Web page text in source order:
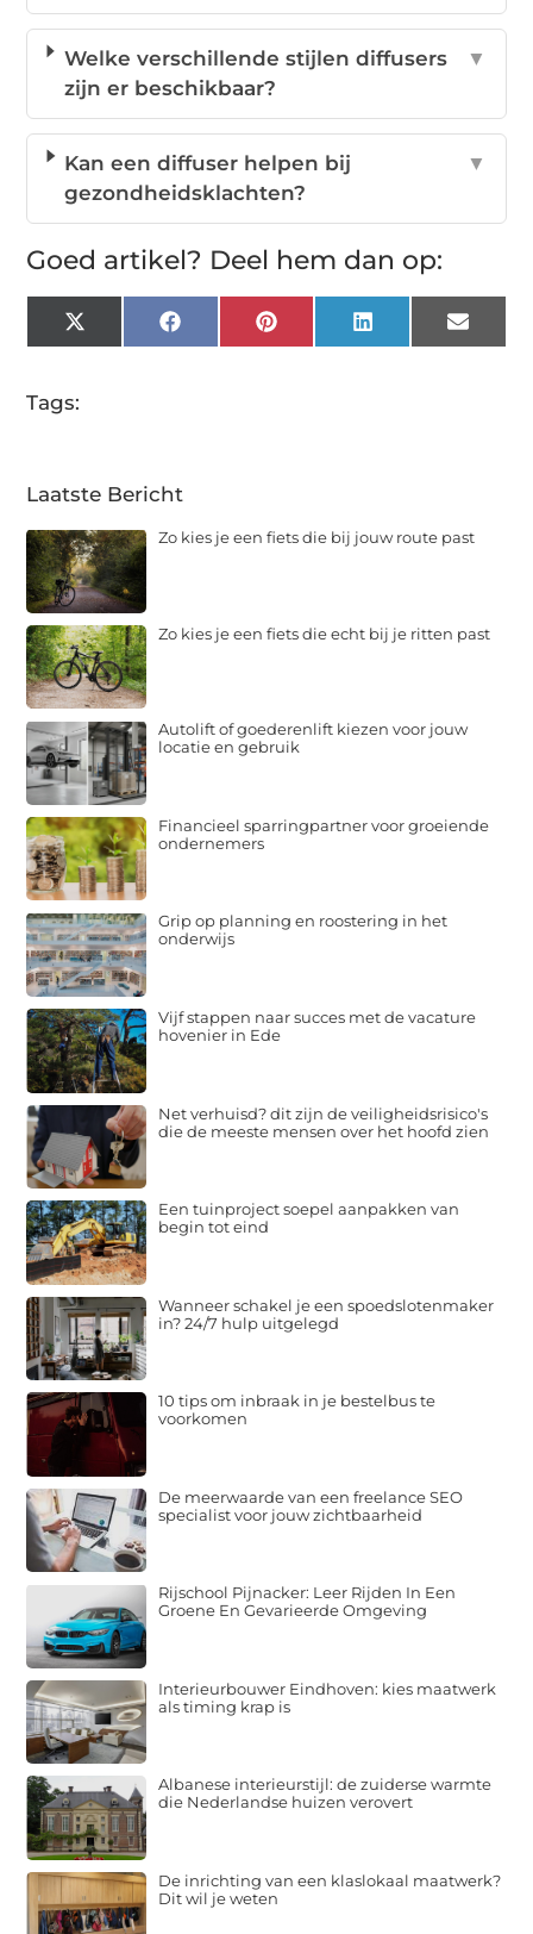
Welke verschillende stijlen diffusers
zijn er beschikbaar?
▼
Kan een diffuser helpen bij
gezondheidsklachten?
▼
Goed artikel? Deel hem dan op:
X
(Twitter)
FacebookPinterestLinkedInEmail
Tags:
Laatste Bericht
Zo kies je een fiets die bij jouw route past
Zo kies je een fiets die echt bij je ritten past
Autolift of goederenlift kiezen voor jouw
locatie en gebruik
Financieel sparringpartner voor groeiende
ondernemers
Grip op planning en roostering in het
onderwijs
Vijf stappen naar succes met de vacature
hovenier in Ede
Net verhuisd? dit zijn de veiligheidsrisico's
die de meeste mensen over het hoofd zien
Een tuinproject soepel aanpakken van
begin tot eind
Wanneer schakel je een spoedslotenmaker
in? 24/7 hulp uitgelegd
10 tips om inbraak in je bestelbus te
voorkomen
De meerwaarde van een freelance SEO
specialist voor jouw zichtbaarheid
Rijschool Pijnacker: Leer Rijden In Een
Groene En Gevarieerde Omgeving
Interieurbouwer Eindhoven: kies maatwerk
als timing krap is
Albanese interieurstijl: de zuiderse warmte
die Nederlandse huizen verovert
De inrichting van een klaslokaal maatwerk?
Dit wil je weten